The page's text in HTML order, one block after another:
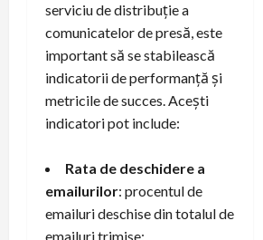
serviciu de distribuție a
comunicatelor de presă, este
important să se stabilească
indicatorii de performanță și
metricile de succes. Acești
indicatori pot include:
Rata de deschidere a
emailurilor: procentul de
emailuri deschise din totalul de
emailuri trimise;